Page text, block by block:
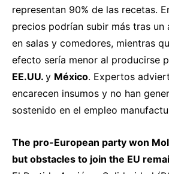
representan 90% de las recetas.
precios podrían subir más tras un
en salas y comedores, mientras
efecto sería menor al producirse
EE.UU. y México. Expertos
encarecen insumos y no han
sostenido en el empleo
The pro-European party won
but obstacles to join the EU